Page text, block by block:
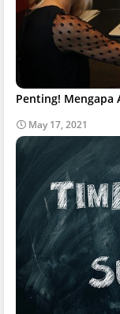
Penting! Mengapa
May 17, 2021